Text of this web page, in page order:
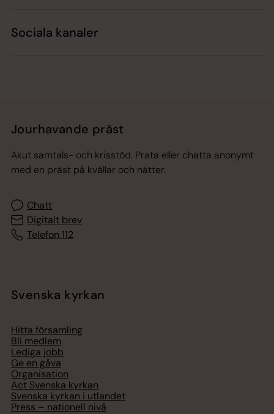
Sociala kanaler
Jourhavande präst
Akut samtals- och krisstöd. Prata eller chatta anonymt
med en präst på kvällar och nätter.
Chatt
Digitalt brev
Telefon 112
Svenska kyrkan
Hitta församling
Bli medlem
Lediga jobb
Ge en gåva
Organisation
Act Svenska kyrkan
Svenska kyrkan i utlandet
Press – nationell nivå